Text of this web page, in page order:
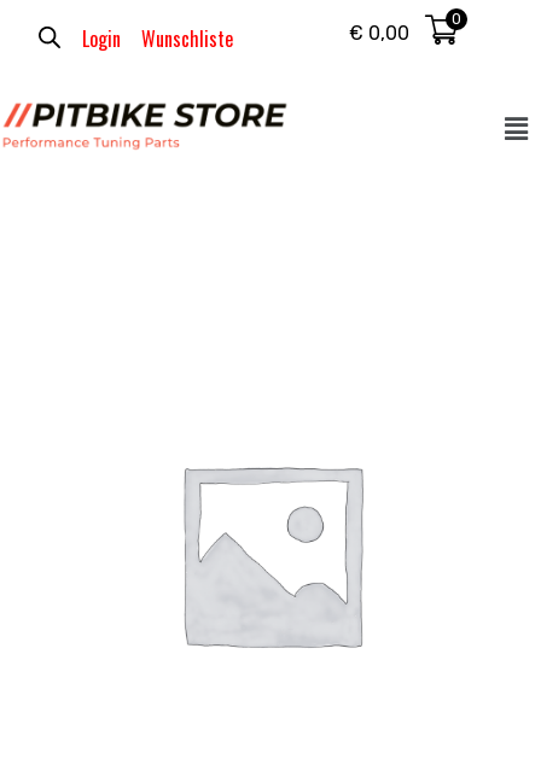
Login Wunschliste € 0,00
0